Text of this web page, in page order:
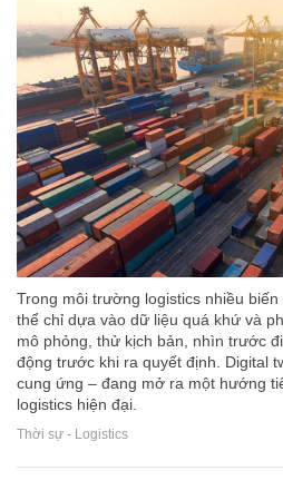
Trong môi trường logistics nhiều
thể chỉ dựa vào dữ liệu quá khứ và
mô phỏng, thử kịch bản, nhìn trước
động trước khi ra quyết định. Digital
cung ứng – đang mở ra một hướng
logistics hiện đại.
Thời sự - Logistics